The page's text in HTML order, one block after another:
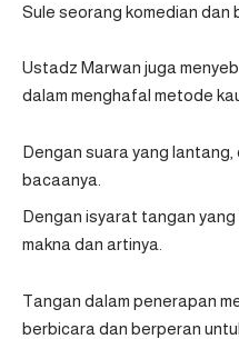
Sule seorang komedian dan
Ustadz Marwan juga
dalam menghafal metode
Dengan suara yang
bacaanya.
Dengan isyarat tangan
makna dan artinya.
Tangan dalam penerapan
berbicara dan berperan